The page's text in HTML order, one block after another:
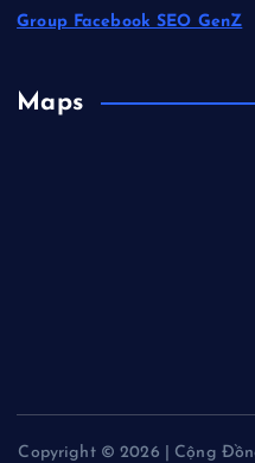
Group Facebook SEO GenZ
Maps
Copyright © 2026 | Cộng